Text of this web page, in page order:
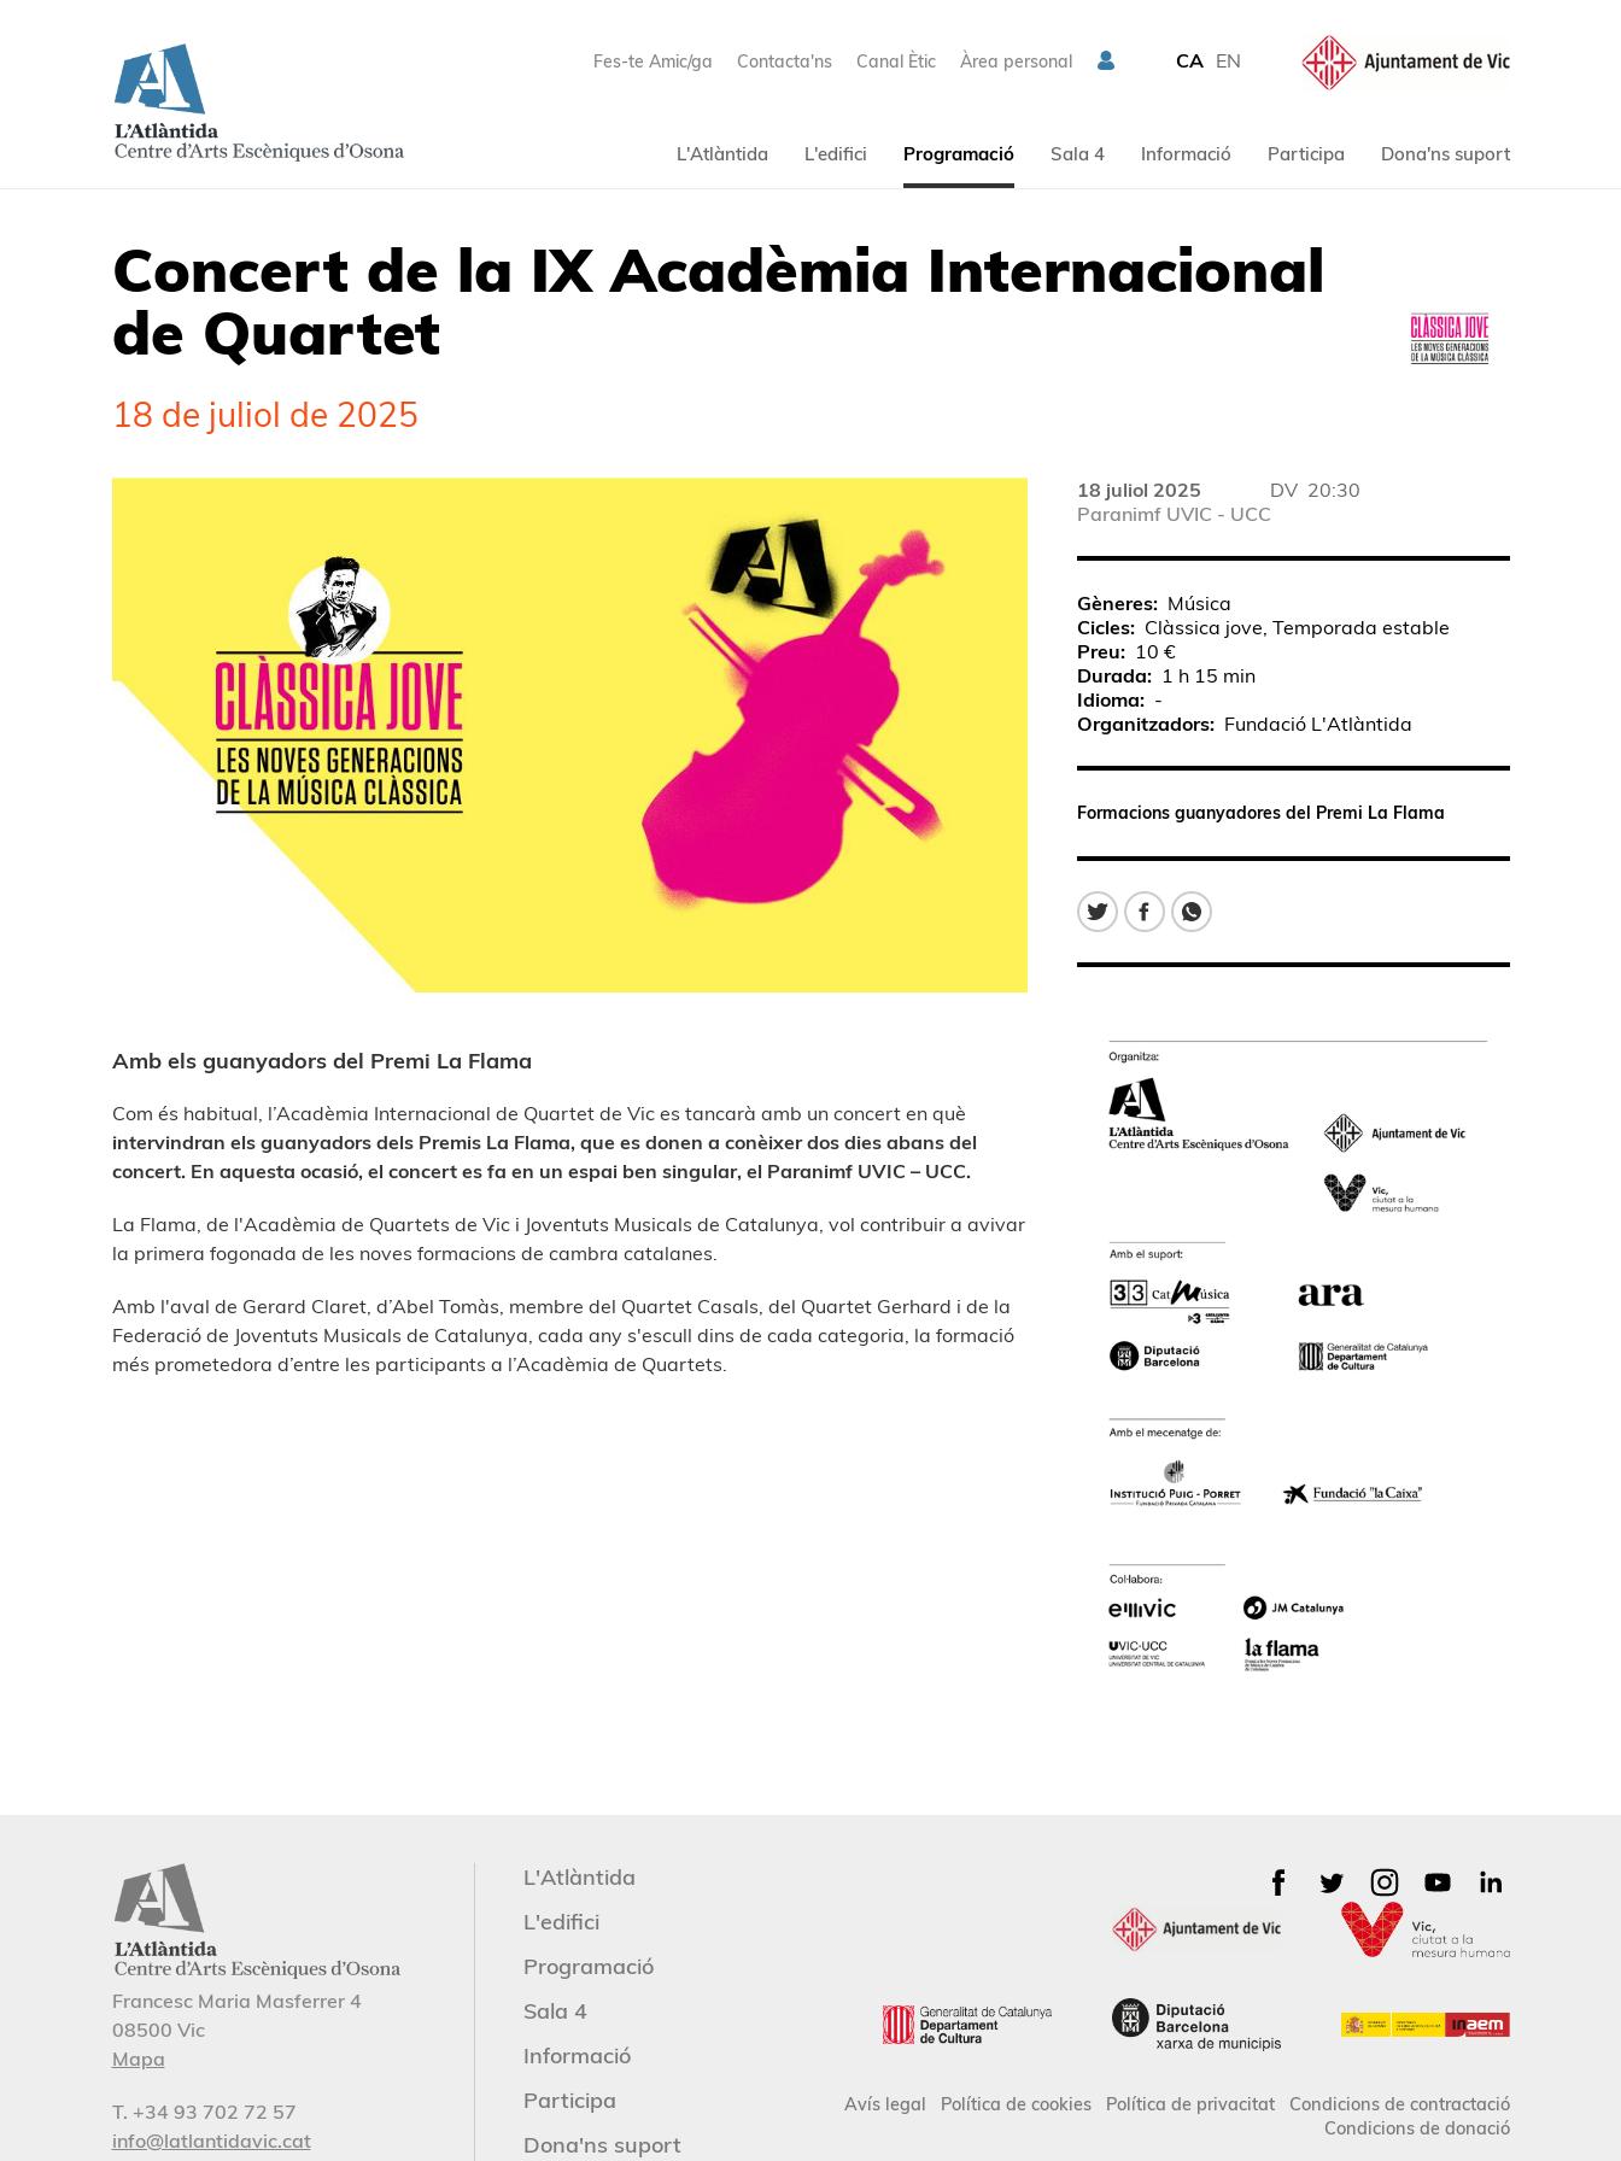
Fes-te Amic/ga Contacta'ns Canal Ètic Àrea personal CA EN
L'Atlàntida L'edifici Programació Sala 4 Informació Participa Dona'ns suport
Concert de la IX Acadèmia Internacional
de Quartet
18 de juliol de 2025
Amb els guanyadors del Premi La Flama
Com és habitual, l’Acadèmia Internacional de Quartet de Vic es tancarà amb un concert en què
intervindran els guanyadors dels Premis La Flama, que es donen a conèixer dos dies abans del
concert. En aquesta ocasió, el concert es fa en un espai ben singular, el Paranimf UVIC – UCC.
La Flama, de l'Acadèmia de Quartets de Vic i Joventuts Musicals de Catalunya, vol contribuir a avivar
la primera fogonada de les noves formacions de cambra catalanes.
Amb l'aval de Gerard Claret, d’Abel Tomàs, membre del Quartet Casals, del Quartet Gerhard i de la
Federació de Joventuts Musicals de Catalunya, cada any s'escull dins de cada categoria, la formació
més prometedora d’entre les participants a l’Acadèmia de Quartets.
18 juliol 2025 DV 20:30
Paranimf UVIC - UCC
Gèneres
Música
Cicles
Clàssica jove, Temporada estable
Preu
10 €
Durada
1 h 15 min
Idioma
-
Organitzadors
Fundació L'Atlàntida
Formacions guanyadores del Premi La Flama
Francesc Maria Masferrer 4
08500 Vic
Mapa
T. +34 93 702 72 57
info@latlantidavic.cat
L'Atlàntida
L'edifici
Programació
Sala 4
Informació
Participa
Dona'ns suport
Avís legal Política de cookies Política de privacitat
Condicions de contractació
Condicions de donació